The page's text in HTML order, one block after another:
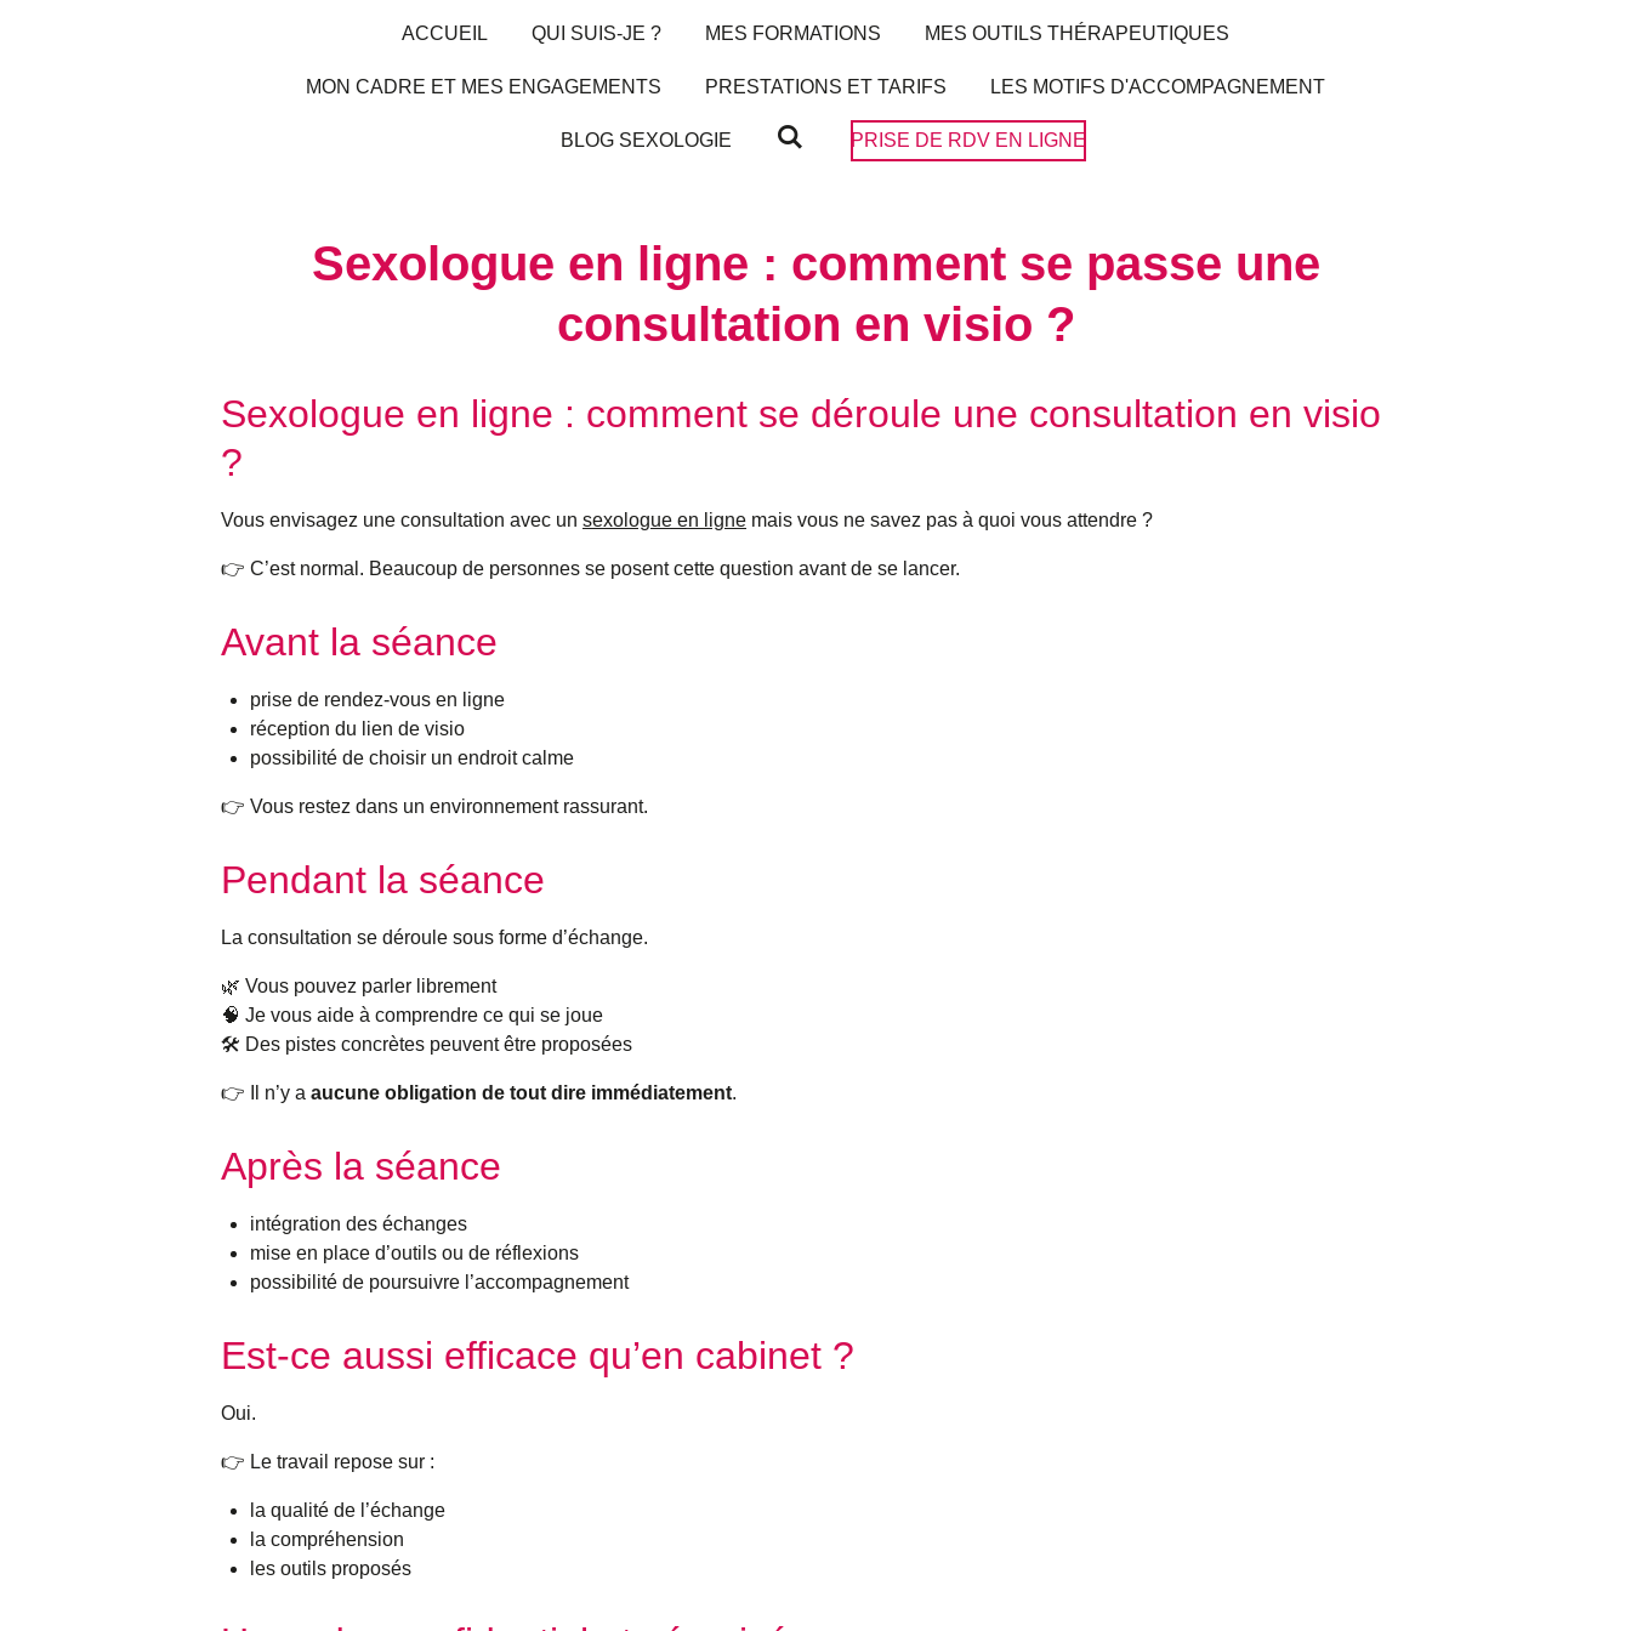
ACCUEIL QUI SUIS-JE ? MES FORMATIONS MES OUTILS THÉRAPEUTIQUES
MON CADRE ET MES ENGAGEMENTS PRESTATIONS ET TARIFS LES MOTIFS D'ACCOMPAGNEMENT
BLOG SEXOLOGIE PRISE DE RDV EN LIGNE
Sexologue en ligne : comment se passe une
consultation en visio ?
Sexologue en ligne : comment se déroule une consultation en visio
?
Vous envisagez une consultation avec un sexologue en ligne mais vous ne savez pas à quoi vous attendre ?
👉 C’est normal. Beaucoup de personnes se posent cette question avant de se lancer.
Avant la séance
prise de rendez-vous en ligne
réception du lien de visio
possibilité de choisir un endroit calme
👉 Vous restez dans un environnement rassurant.
Pendant la séance
La consultation se déroule sous forme d’échange.
🌿 Vous pouvez parler librement
🧠 Je vous aide à comprendre ce qui se joue
🛠️ Des pistes concrètes peuvent être proposées
👉 Il n’y a aucune obligation de tout dire immédiatement.
Après la séance
intégration des échanges
mise en place d’outils ou de réflexions
possibilité de poursuivre l’accompagnement
Est-ce aussi efficace qu’en cabinet ?
Oui.
👉 Le travail repose sur :
la qualité de l’échange
la compréhension
les outils proposés